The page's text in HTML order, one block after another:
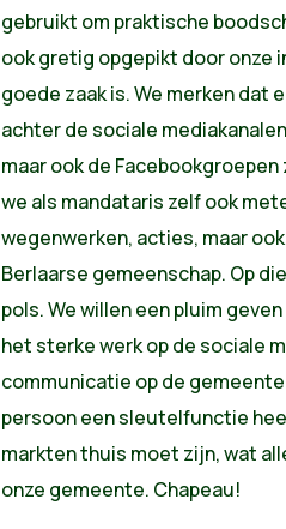
gebruikt om praktische
ook gretig opgepikt door onze
goede zaak is. We merken dat
achter de sociale
maar ook de
we als mandataris zelf ook
wegenwerken, acties, maar
Berlaarse gemeenschap. Op
pols. We willen een pluim
het sterke werk op de sociale
communicatie op de
persoon een sleutelfunctie
markten thuis moet zijn, wat
onze gemeente. Chapeau!